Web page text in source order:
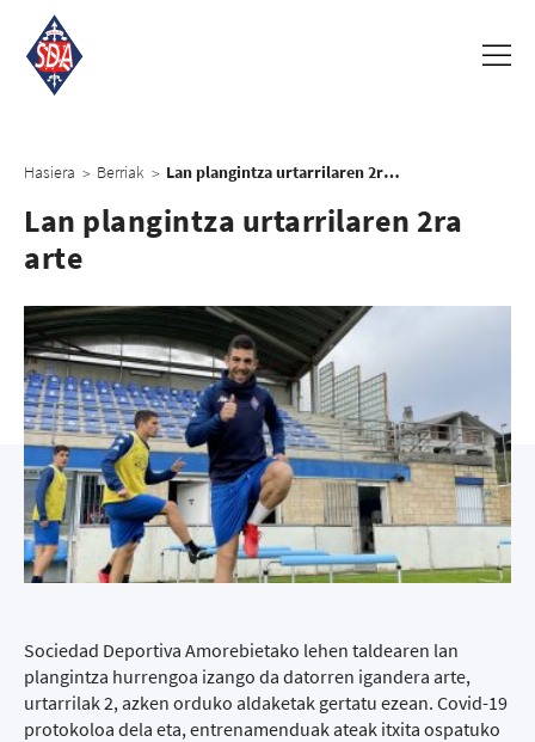
Hasiera > Berriak > Lan plangintza urtarrilaren 2ra arte
Lan plangintza urtarrilaren 2ra
arte
Sociedad Deportiva Amorebietako lehen taldearen lan
plangintza hurrengoa izango da datorren igandera arte,
urtarrilak 2, azken orduko aldaketak gertatu ezean. Covid-19
protokoloa dela eta, entrenamenduak ateak itxita ospatuko